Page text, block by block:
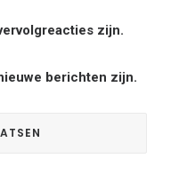
zijn.
berichten zijn.